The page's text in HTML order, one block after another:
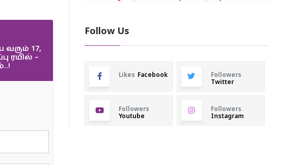
17,
ரயில் –
Follow Us
Likes Facebook
Followers
Twitter
Followers
Youtube
Followers
Instagram